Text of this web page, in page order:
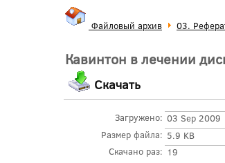
Файловый архив 03.
Кавинтон в лечении
Скачать
Загружено: 03 Sep 2009
Размер файла: 5.9 KB
Скачано раз: 19